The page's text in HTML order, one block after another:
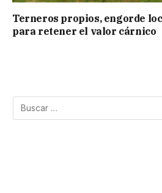
Terneros propios, engorde
para retener el valor cárnico